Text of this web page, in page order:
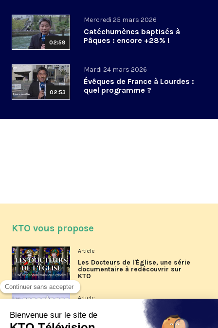
02:59
Mercredi 25 mars 2026
Catéchumènes baptisés à
Pâques : encore +28% !
02:53
Mardi 24 mars 2026
Évêques de France à Lourdes :
quel programme ?
KTO vous propose
Article
Les Docteurs de l'Église, une série
documentaire à redécouvrir sur
KTO
Article
Les reportages d'été 2026 de KTO